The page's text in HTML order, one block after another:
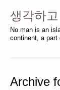
생각하
No man is an
continent, a part
Archive